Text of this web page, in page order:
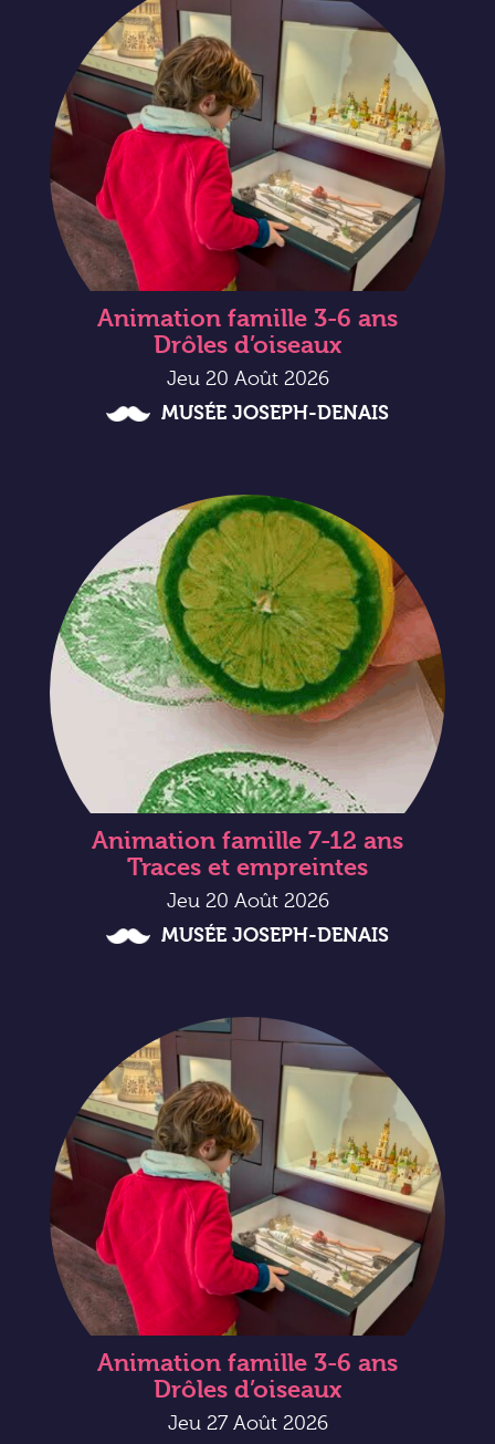
Animation famille 3-6 ans
Drôles d’oiseaux
Jeu 20 Août 2026
MUSÉE JOSEPH-DENAIS
Animation famille 7-12 ans
Traces et empreintes
Jeu 20 Août 2026
MUSÉE JOSEPH-DENAIS
Animation famille 3-6 ans
Drôles d’oiseaux
Jeu 27 Août 2026